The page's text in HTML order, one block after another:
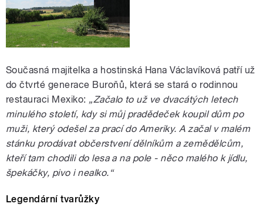
Současná majitelka a hostinská Hana Václavíková patří už
do čtvrté generace Buroňů, která se stará o rodinnou
restauraci Mexiko: „Začalo to už ve dvacátých letech
minulého století, kdy si můj pradědeček koupil dům po
muži, který odešel za prací do Ameriky. A začal v malém
stánku prodávat občerstvení dělníkům a zemědělcům,
kteří tam chodili do lesa a na pole - něco malého k jídlu,
špekáčky, pivo i nealko.“
Legendární tvarůžky